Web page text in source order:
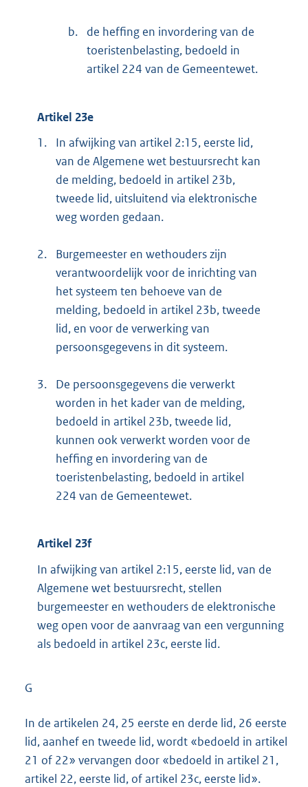
b.
de heffing en invordering van de
toeristenbelasting, bedoeld in
artikel 224 van de Gemeentewet.
Artikel 23e
1.
In afwijking van artikel 2:15, eerste lid,
van de Algemene wet bestuursrecht kan
de melding, bedoeld in artikel 23b,
tweede lid, uitsluitend via elektronische
weg worden gedaan.
2.
Burgemeester en wethouders zijn
verantwoordelijk voor de inrichting van
het systeem ten behoeve van de
melding, bedoeld in artikel 23b, tweede
lid, en voor de verwerking van
persoonsgegevens in dit systeem.
3.
De persoonsgegevens die verwerkt
worden in het kader van de melding,
bedoeld in artikel 23b, tweede lid,
kunnen ook verwerkt worden voor de
heffing en invordering van de
toeristenbelasting, bedoeld in artikel
224 van de Gemeentewet.
Artikel 23f
In afwijking van artikel 2:15, eerste lid, van de
Algemene wet bestuursrecht, stellen
burgemeester en wethouders de elektronische
weg open voor de aanvraag van een vergunning
als bedoeld in artikel 23c, eerste lid.
G
In de artikelen 24, 25 eerste en derde lid, 26 eerste
lid, aanhef en tweede lid, wordt «bedoeld in artikel
21 of 22» vervangen door «bedoeld in artikel 21,
artikel 22, eerste lid, of artikel 23c, eerste lid».